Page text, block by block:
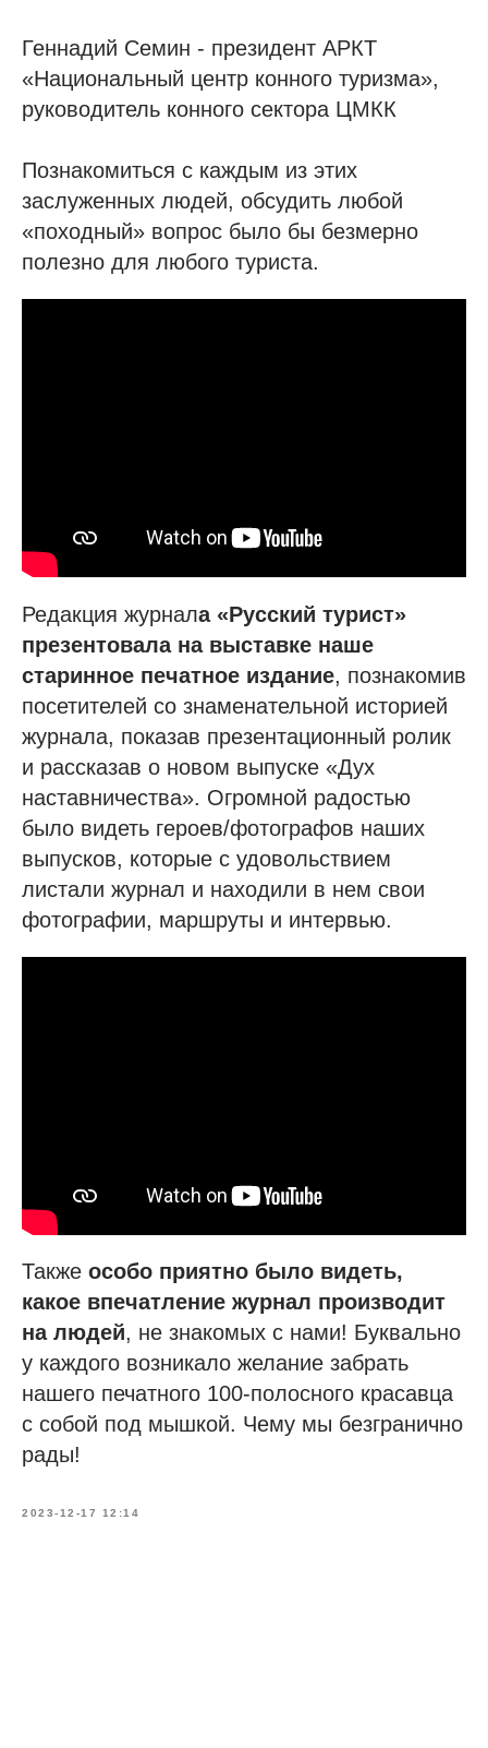
Геннадий Семин - президент АРКТ
«Национальный центр конного туризма»,
руководитель конного сектора ЦМКК
Познакомиться с каждым из этих
заслуженных людей, обсудить любой
«походный» вопрос было бы безмерно
полезно для любого туриста.
Редакция журнала «Русский турист»
презентовала на выставке наше
старинное печатное издание, познакомив
посетителей со знаменательной историей
журнала, показав презентационный ролик
и рассказав о новом выпуске «Дух
наставничества». Огромной радостью
было видеть героев/фотографов наших
выпусков, которые с удовольствием
листали журнал и находили в нем свои
фотографии, маршруты и интервью.
Также особо приятно было видеть,
какое впечатление журнал производит
на людей, не знакомых с нами! Буквально
у каждого возникало желание забрать
нашего печатного 100-полосного красавца
с собой под мышкой. Чему мы безгранично
рады!
2023-12-17 12:14